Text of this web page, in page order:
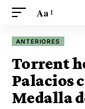
Aa
ANTERIORES
Torrent
Palacios
Medalla